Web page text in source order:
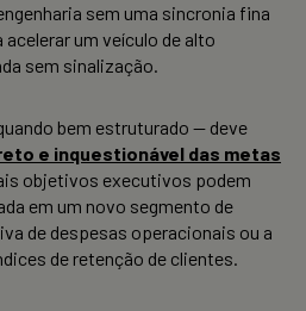
sem uma sincronia fina
um veículo de alto
sem sinalização.
bem estruturado — deve
e inquestionável das metas
objetivos executivos podem
em um novo segmento de
de despesas operacionais ou a
de retenção de clientes.